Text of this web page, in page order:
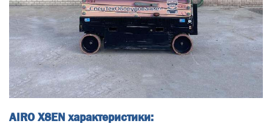
AIRO X8EN характеристики: